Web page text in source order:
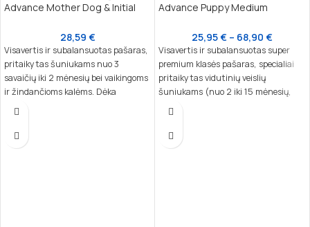
Advance Mother Dog & Initial
28,59 €
Visavertis ir subalansuotas pašaras,
pritaikytas šuniukams nuo 3
savaičių iki 2 mėnesių bei vaikingoms
ir žindančioms kalėms. Dėka
nukleotidų, kurie yra artimi motinos
stiprinti šuniuko imuninę sistemą ir
Advance Puppy Medium
25,95€ – 68,90 €
Visavertis ir subalansuotas super
premium klasės pašaras, specialiai
pritaikytas vidutinių veislių
šuniukams (nuo 2 iki 15 mėnesių,
10–30 kg suaugusio svorio) ir
užtikrina tinkamą kaulų, imuninės ir